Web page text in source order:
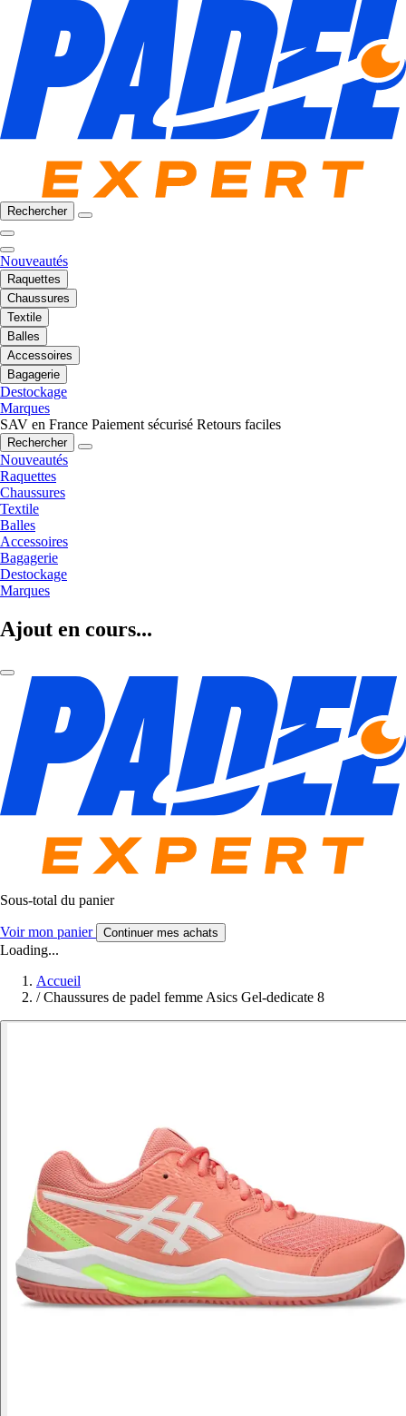
Rechercher
Nouveautés
Raquettes
Chaussures
Textile
Balles
Accessoires
Bagagerie
Destockage
Marques
SAV en France Paiement sécurisé Retours faciles
Rechercher
Nouveautés
Raquettes
Chaussures
Textile
Balles
Accessoires
Bagagerie
Destockage
Marques
Ajout en cours...
Sous-total du panier
Voir mon panier Continuer mes achats
Loading...
Accueil
/ Chaussures de padel femme Asics Gel-dedicate 8